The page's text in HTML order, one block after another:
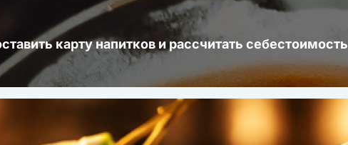
карту напитков и рассчитать себестоимость